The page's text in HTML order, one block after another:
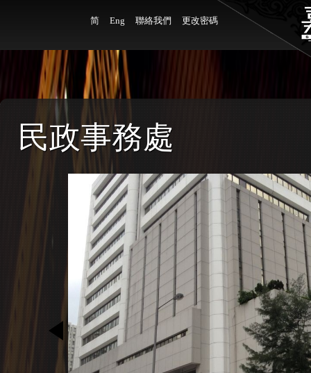
简 Eng 聯絡我們 更改密碼
民政事務處